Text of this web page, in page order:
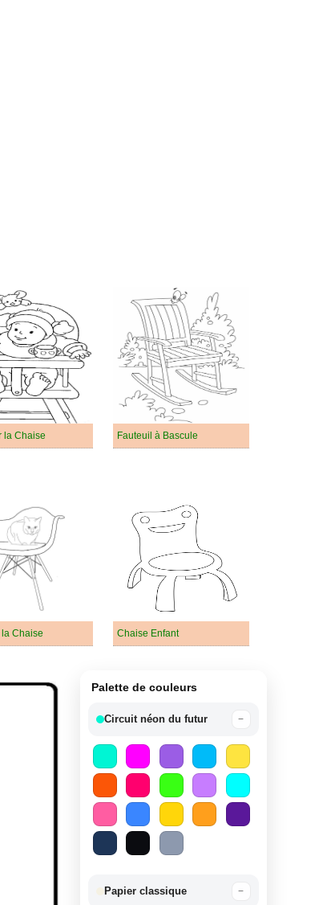
la Chaise Fauteuil à Bascule
Chaise Chaise Enfant
Palette de couleurs
Circuit néon du futur −
Papier classique −